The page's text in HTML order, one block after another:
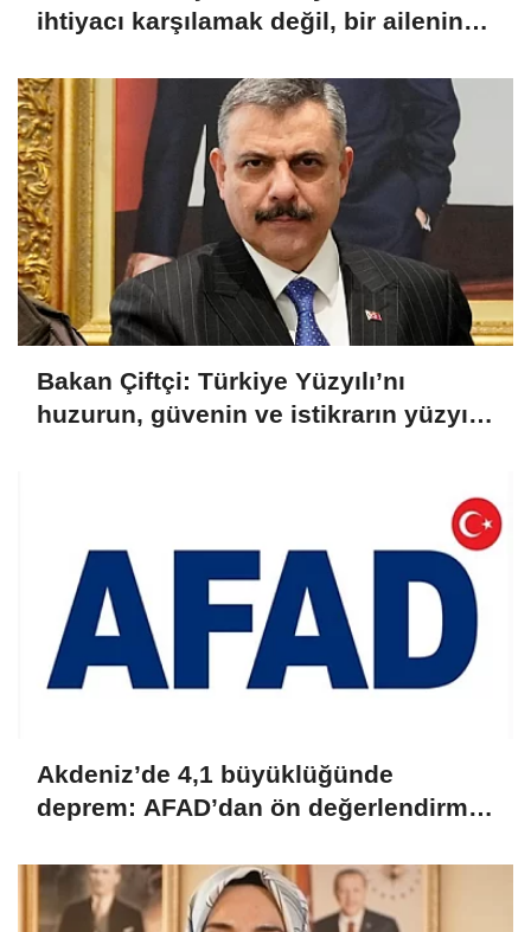
ihtiyacı karşılamak değil, bir ailenin
Bakan Çiftçi: Türkiye Yüzyılı’nı
huzurun, güvenin ve istikrarın yüzyılı
Akdeniz’de 4,1 büyüklüğünde
deprem: AFAD’dan ön değerlendirme